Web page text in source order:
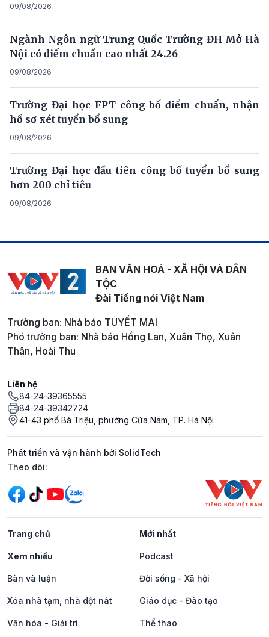
09/08/2026
Ngành Ngôn ngữ Trung Quốc Trường ĐH Mở Hà
Nội có điểm chuẩn cao nhất 24.26
09/08/2026
Trường Đại học FPT công bố điểm chuẩn, nhận
hồ sơ xét tuyển bổ sung
09/08/2026
Trường Đại học đầu tiên công bố tuyển bổ sung
hơn 200 chỉ tiêu
09/08/2026
BAN VĂN HOÁ - XÃ HỘI VÀ DÂN
TỘC
Đài Tiếng nói Việt Nam
Trưởng ban: Nhà báo TUYẾT MAI
Phó trưởng ban: Nhà báo Hồng Lan, Xuân Thọ, Xuân
Thân, Hoài Thu
Liên hệ
84-24-39365555
84-24-39342724
41-43 phố Bà Triệu, phường Cửa Nam, TP. Hà Nội
Phát triển và vận hành bởi SolidTech
Mạng xã hội
Theo dõi:
Trang chủ Mới nhất
Xem nhiều Podcast
Bàn và luận Đời sống - Xã hội
Xóa nhà tạm, nhà dột nát Giáo dục - Đào tạo
Văn hóa - Giải trí Thể thao